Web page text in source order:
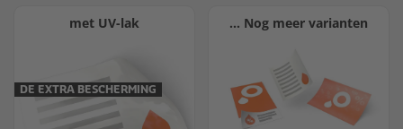
met UV-lak
DE EXTRA BESCHERMING
… Nog meer varianten